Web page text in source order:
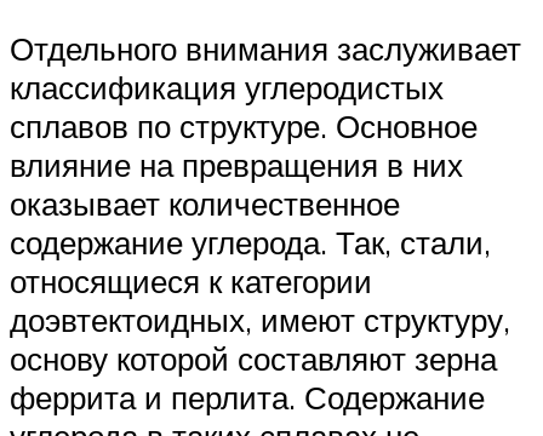
Отдельного внимания заслуживает
классификация углеродистых
сплавов по структуре. Основное
влияние на превращения в них
оказывает количественное
содержание углерода. Так, стали,
относящиеся к категории
доэвтектоидных, имеют структуру,
основу которой составляют зерна
феррита и перлита. Содержание